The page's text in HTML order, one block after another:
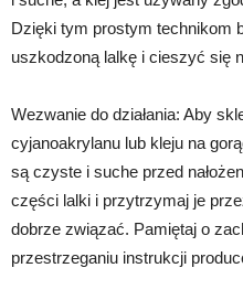
Dzięki tym prostym technikom
uszkodzoną lalkę i cieszyć się
Wezwanie do działania: Aby
cyjanoakrylanu lub kleju na
są czyste i suche przed
części lalki i przytrzymaj je
dobrze związać. Pamiętaj o
przestrzeganiu instrukcji